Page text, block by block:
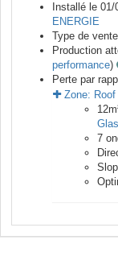
Installé le 01/
ENERGIE
Type de
Production
performance)
Perte par
Zone:
12
7